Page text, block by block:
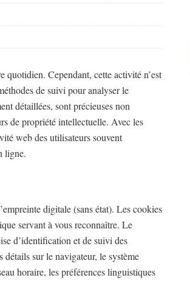
quotidien. Cependant, cette activité n’est
de suivi pour analyser le
détaillées, sont précieuses non
de propriété intellectuelle. Avec les
web des utilisateurs souvent
ligne.
digitale (sans état). Les cookies
servant à vous reconnaître. Le
d’identification et de suivi des
sur le navigateur, le système
horaire, les préférences linguistiques